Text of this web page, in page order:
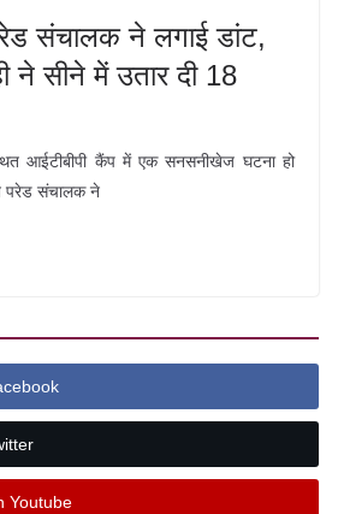
संचालक ने लगाई डांट,
ने सीने में उतार दी 18
आईटीबीपी कैंप में एक सनसनीखेज घटना हो
परेड संचालक ने
Youtube